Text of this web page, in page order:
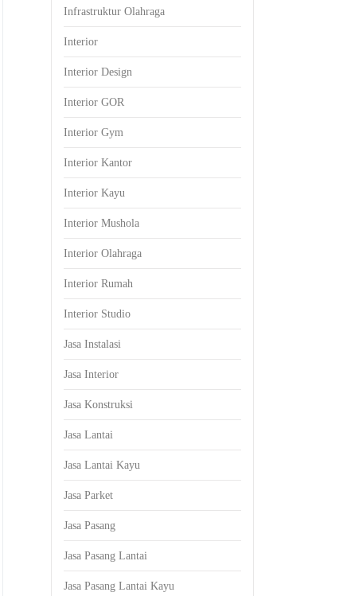
Infrastruktur Olahraga
Interior
Interior Design
Interior GOR
Interior Gym
Interior Kantor
Interior Kayu
Interior Mushola
Interior Olahraga
Interior Rumah
Interior Studio
Jasa Instalasi
Jasa Interior
Jasa Konstruksi
Jasa Lantai
Jasa Lantai Kayu
Jasa Parket
Jasa Pasang
Jasa Pasang Lantai
Jasa Pasang Lantai Kayu